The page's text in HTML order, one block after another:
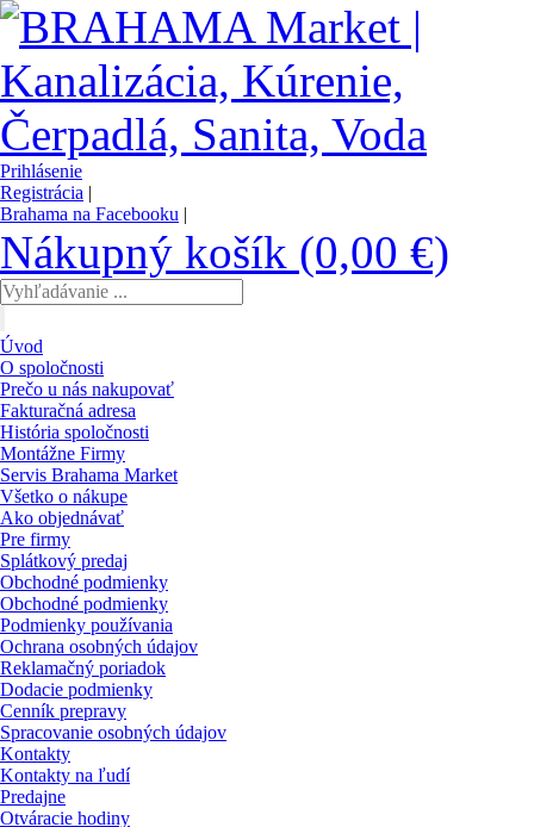
Prihlásenie
Registrácia |
Brahama na Facebooku |
Nákupný košík (0,00 €)
Úvod
O spoločnosti
Prečo u nás nakupovať
Fakturačná adresa
História spoločnosti
Montážne Firmy
Servis Brahama Market
Všetko o nákupe
Ako objednávať
Pre firmy
Splátkový predaj
Obchodné podmienky
Obchodné podmienky
Podmienky používania
Ochrana osobných údajov
Reklamačný poriadok
Dodacie podmienky
Cenník prepravy
Spracovanie osobných údajov
Kontakty
Kontakty na ľudí
Predajne
Otváracie hodiny